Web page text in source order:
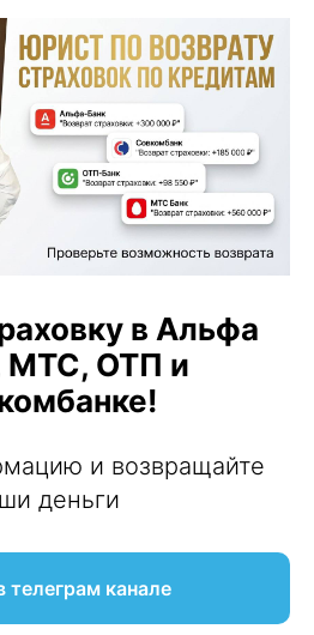
в Альфа
МТС, ОТП и
и возвращайте
деньги
телеграм канале